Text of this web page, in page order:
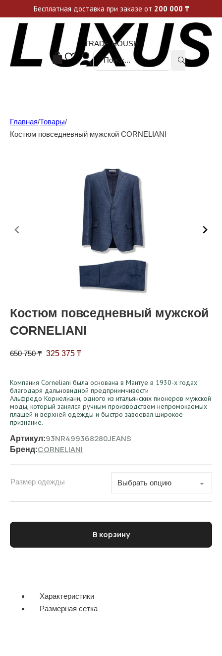
Уникальные акции и спецпредложения каждую неделю, не пропусти свой шанс
TRADE HOUSE
Поиск ...
Главная/Товары/
Костюм повседневный мужской CORNELIANI
Костюм повседневный мужской
CORNELIANI
650 750₸ Первоначальная цена составляла 650 750 ₸.
325 375 ₸Текущая цена: 325 375 ₸.
Компания Corneliani была основана в Мантуе в 1930-х годах
благодаря дальновидной предприимчивости
Альфредо Корнелиани, одного из итальянских пионеров мужской
моды, который занялся ручным производством непромокаемых
плащей и верхней одежды и быстро завоевал широкое
признание.
Артикул:93NR499368280JEANS
Бренд:CORNELIANI
Размер одежды
Количество товара Костюм повседневный мужской
В корзину
Характеристики
Размерная сетка
Бесплатная доставка при заказе от 200 000 ₸